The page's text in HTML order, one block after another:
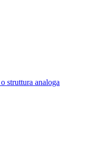
struttura analoga